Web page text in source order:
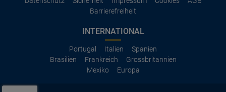
Barrierefreiheit
INTERNATIONAL
Portugal Italien
Spanien
Brasilien
Frankreich
Grossbritannien
Mexiko
Europa